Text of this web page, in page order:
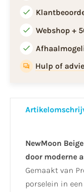
Webshop +
Hulp of
NewMoon
door moderne
Gemaakt van
porselein in